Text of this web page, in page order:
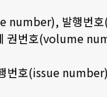
number), 발행번
권번호(volume
번호(issue